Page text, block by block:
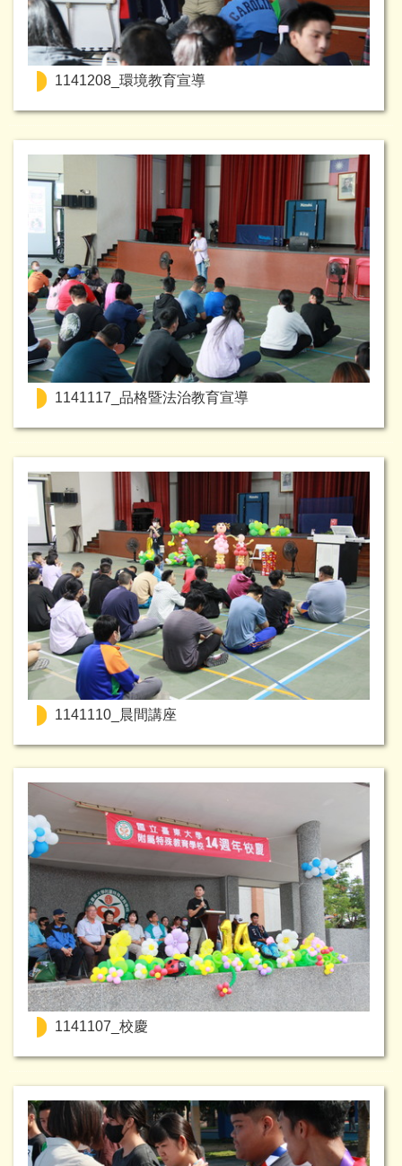
1141208_環境教育宣導
1141117_品格暨法治教育宣導
1141110_晨間講座
1141107_校慶